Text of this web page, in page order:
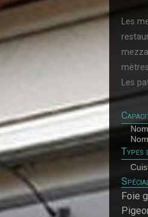
Les
Les
Types
Foie